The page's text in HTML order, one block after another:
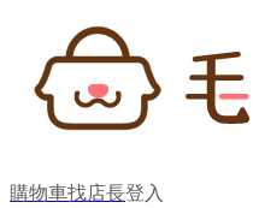
購物車找店長登入